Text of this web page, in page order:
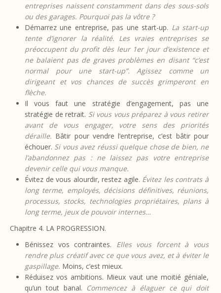
entreprises naissent constamment dans des sous-sols
ou des garages. Pourquoi pas la vôtre ?
Démarrez une entreprise, pas une start-up. La start-up
tente d’ignorer la réalité. Les vraies entreprises se
préoccupent du profit dès leur 1er jour d’existence et
ne balaient pas de graves problèmes en disant “c’est
normal pour une start-up”. Agissez comme un
dirigeant et vos chances de succès grimperont en
flèche.
Il vous faut une stratégie d’engagement, pas une
stratégie de retrait. Si vous vous préparez à vous retirer
avant de vous engager, votre sens des priorités
déraille. Bâtir pour vendre l’entreprise, c’est bâtir pour
échouer. Si vous avez réussi quelque chose de bien, ne
l’abandonnez pas : ne laissez pas votre entreprise
devenir celle qui vous manque.
Évitez de vous alourdir, restez agile. Évitez les contrats à
long terme, employés, décisions définitives, réunions,
processus, stocks, technologies propriétaires, plans à
long terme, jeux de pouvoir internes…
Chapitre 4. LA PROGRESSION.
Bénissez vos contraintes. Elles vous forcent à vous
rendre plus créatif avec ce que vous avez, et à éviter le
gaspillage. Moins, c’est mieux.
Réduisez vos ambitions. Mieux vaut une moitié géniale,
qu’un tout banal. Commencez à élaguer ce qui doit